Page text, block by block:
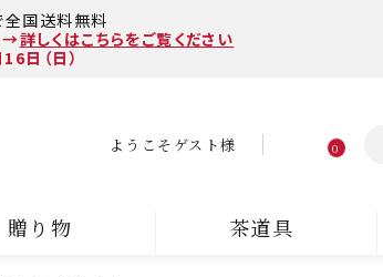
国送料無料
→詳しくはこちらをご覧ください
日（日）
ようこそゲスト様 0
贈り物 茶道具